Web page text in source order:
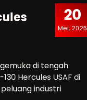
20
Mei, 2026
di tengah
Hercules USAF di
industri